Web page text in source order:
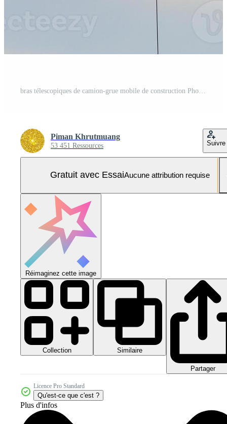
Piman Khrutmuang
53 451 Ressources Suivre
Gratuit avec EssaiAucune attribution requise
Réimaginez cette image
Collection Similaire
Partager
Licence Pro Standard
Qu'est-ce que c'est ?
Plus d'infos